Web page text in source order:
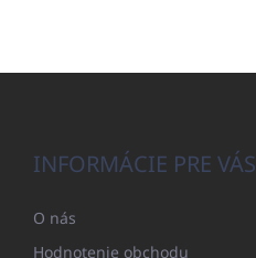
INFORMÁCIE PRE VÁS
O nás
Hodnotenie obchodu